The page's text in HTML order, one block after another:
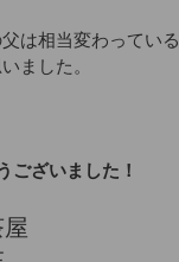
は相当変わってい
ました。
ございました！